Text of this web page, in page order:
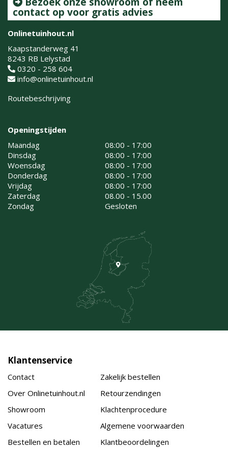
contact op voor gratis advies
Onlinetuinhout.nl
Kaapstanderweg 41
8243 RB Lelystad
0320 - 258 604
info@onlinetuinhout.nl
Routebeschrijving
Openingstijden
Maandag
08:00 - 17:00
Dinsdag
08:00 - 17:00
Woensdag
08:00 - 17:00
Donderdag
08:00 - 17:00
Vrijdag
08:00 - 17:00
Zaterdag
08.00 - 15.00
Zondag
Gesloten
Klantenservice
Contact
Over Onlinetuinhout.nl
Showroom
Vacatures
Bestellen en betalen
Zakelijk bestellen
Retourzendingen
Klachtenprocedure
Algemene voorwaarden
Klantbeoordelingen